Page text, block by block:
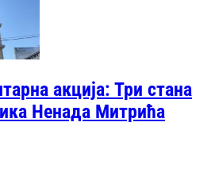
акција: Три стана
Ненада Митрића